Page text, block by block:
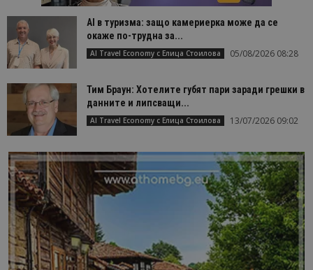
AI в туризма: защо камериерка може да се
окаже по-трудна за...
AI Travel Economy с Елица Стоилова 05/08/2026 08:28
Тим Браун: Хотелите губят пари заради грешки в
данните и липсващи...
AI Travel Economy с Елица Стоилова 13/07/2026 09:02